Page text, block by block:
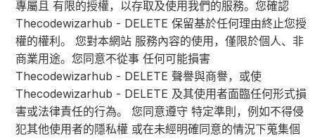
專屬且 有限的授權，以存取及使用我們的服務。您確認
Thecodewizarhub - DELETE 保留基於任何理由終止您授
權的權利。 您對本網站 服務內容的使用，僅限於個人、非
商業用途。您同意不從事 任何可能損害
Thecodewizarhub - DELETE 聲譽與商譽，或使
Thecodewizarhub - DELETE 及其使用者面臨任何形式損
害或法律責任的行為。 您同意遵守 特定準則，例如不得侵
犯其他使用者的隱私權 或在未經明確同意的情況下蒐集個